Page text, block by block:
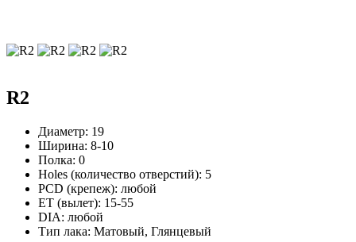
R2
Диаметр: 19
Ширина: 8-10
Полка: 0
Holes (количество отверстий): 5
PCD (крепеж): любой
ЕТ (вылет): 15-55
DIA: любой
Тип лака: Матовый, Глянцевый